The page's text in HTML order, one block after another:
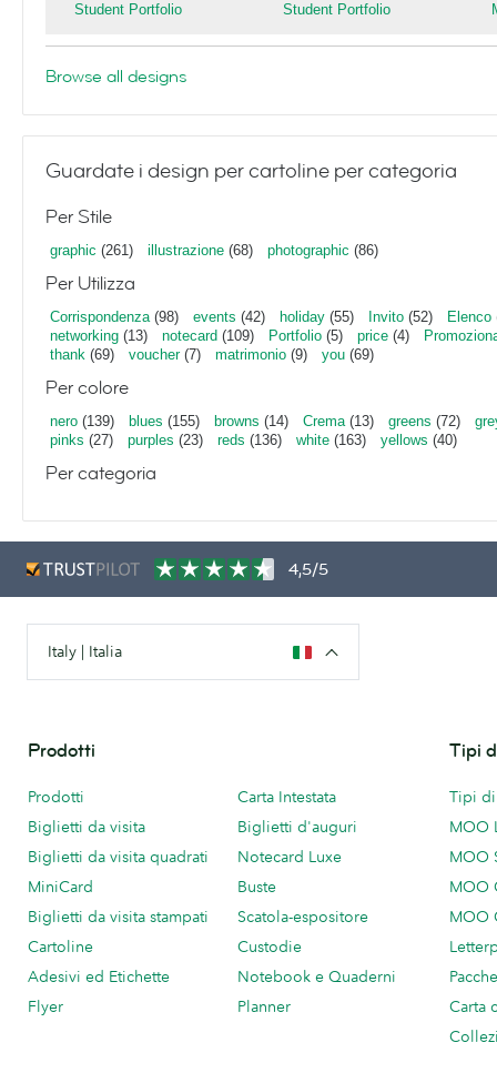
Student Portfolio Student Portfolio
Browse all designs
Guardate i design per cartoline per categoria
Per Stile
graphic (261) illustrazione (68) photographic (86)
Per Utilizza
Corrispondenza(98) events (42) holiday (55) Invito (52) Elenco
networking (13) notecard (109) Portfolio (5) price (4)
thank (69) voucher(7) matrimonio (9) you (69)
Per colore
nero (139) blues (155) browns (14) Crema(13) greens (72)
pinks (27) purples (23) reds (136) white (163) yellows (40)
Per categoria
4,5/5
Italy | Italia
Prodotti
Prodotti
Biglietti da visita
Biglietti da visita quadrati
MiniCard
Biglietti da visita stampati
Cartoline
Adesivi ed Etichette
Flyer
Carta Intestata
Biglietti d'auguri
Notecard Luxe
Buste
Scatola-espositore
Custodie
Notebook e Quaderni
Planner
Tipi
Tipi
MOO
MOO
MOO
MOO
Carta